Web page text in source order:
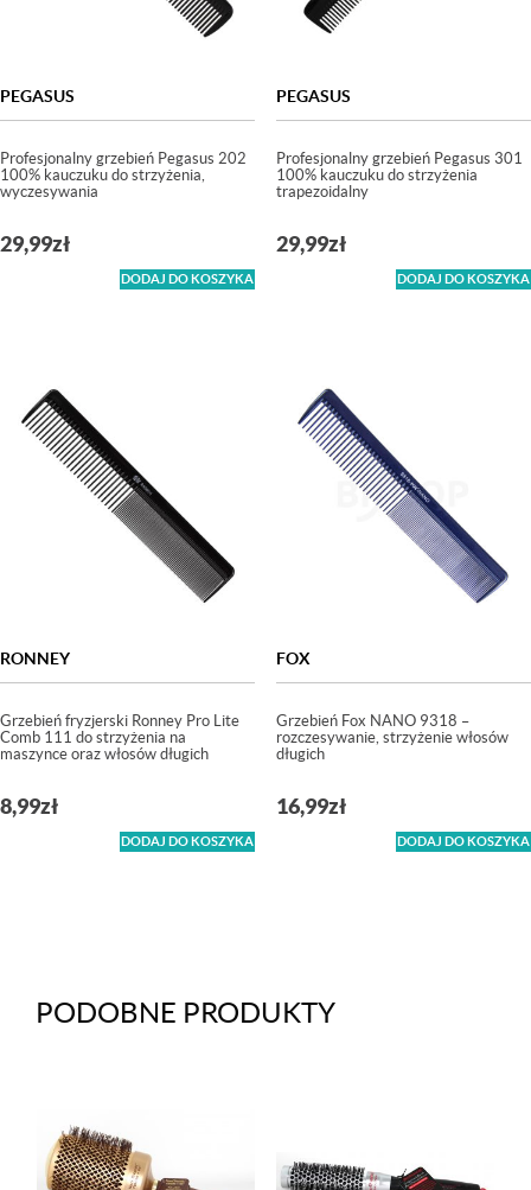
PEGASUS
Profesjonalny grzebień Pegasus 202
100% kauczuku do strzyżenia,
wyczesywania
29,99zł
DODAJ DO KOSZYKA
PEGASUS
Profesjonalny grzebień Pegasus 301
100% kauczuku do strzyżenia
trapezoidalny
29,99zł
DODAJ DO KOSZYKA
RONNEY
Grzebień fryzjerski Ronney Pro Lite
Comb 111 do strzyżenia na
maszynce oraz włosów długich
8,99zł
DODAJ DO KOSZYKA
FOX
Grzebień Fox NANO 9318 –
rozczesywanie, strzyżenie włosów
długich
16,99zł
DODAJ DO KOSZYKA
PODOBNE PRODUKTY